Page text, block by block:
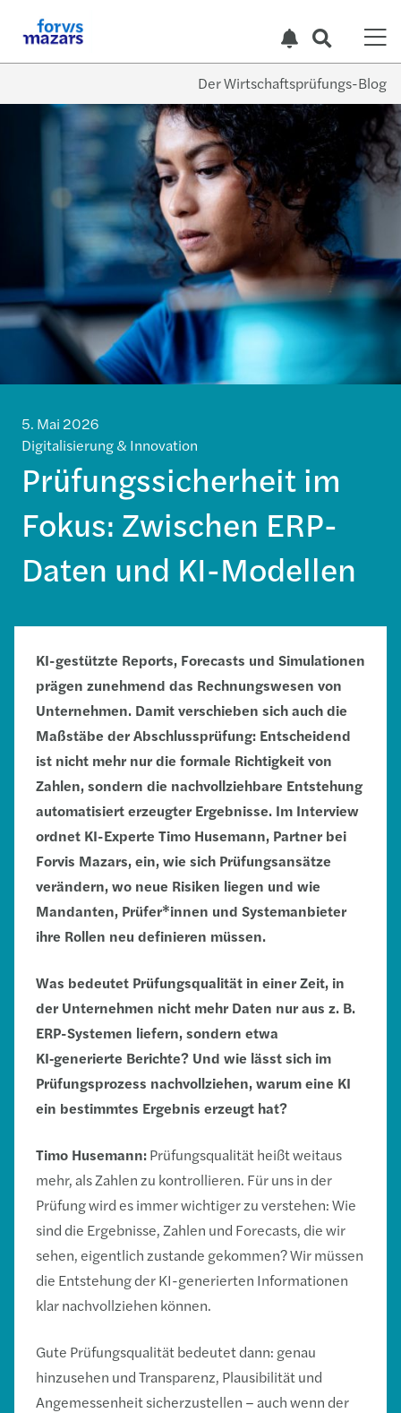
Der Wirtschaftsprüfungs-Blog
Prüfungssicherheit im
Fokus: Zwischen ERP-
Daten und KI-Modellen
Digitalisierung & Innovation
5. Mai 2026
KI-gestützte Reports, Forecasts und Simulationen
prägen zunehmend das Rechnungswesen von
Unternehmen. Damit verschieben sich auch die
Maßstäbe der Abschlussprüfung: Entscheidend
ist nicht mehr nur die formale Richtigkeit von
Zahlen, sondern die nachvollziehbare Entstehung
automatisiert erzeugter Ergebnisse. Im Interview
ordnet KI-Experte Timo Husemann, Partner bei
Forvis Mazars, ein, wie sich Prüfungsansätze
verändern, wo neue Risiken liegen und wie
Mandanten, Prüfer*innen und Systemanbieter
ihre Rollen neu definieren müssen.
Was bedeutet Prüfungsqualität in einer Zeit, in
der Unternehmen nicht mehr Daten nur aus z. B.
ERP-Systemen liefern, sondern etwa
KI‑generierte Berichte? Und wie lässt sich im
Prüfungsprozess nachvollziehen, warum eine KI
ein bestimmtes Ergebnis erzeugt hat?
Timo Husemann:Prüfungsqualität heißt weitaus
mehr, als Zahlen zu kontrollieren. Für uns in der
Prüfung wird es immer wichtiger zu verstehen: Wie
sind die Ergebnisse, Zahlen und Forecasts, die wir
sehen, eigentlich zustande gekommen? Wir müssen
die Entstehung der KI-generierten Informationen
klar nachvollziehen können.
Gute Prüfungsqualität bedeutet dann: genau
hinzusehen und Transparenz, Plausibilität und
Angemessenheit sicherzustellen – auch wenn der